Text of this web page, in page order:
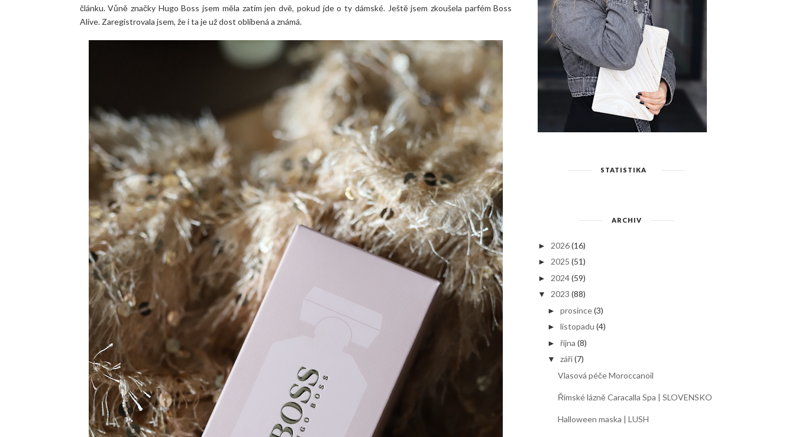
článku. Vůně značky Hugo Boss jsem měla zatím jen dvě, pokud jde o ty dámské. Ještě jsem zkoušela parfém Boss
Alive. Zaregistrovala jsem, že i ta je už dost oblíbená a známá.
STATISTIKA
ARCHIV
► 2026 (16)
► 2025 (51)
► 2024 (59)
▼ 2023 (88)
►prosince(3)
►listopadu (4)
►října (8)
▼ září(7)
Vlasová péče Moroccanoil
Římské lázně Caracalla Spa | SLOVENSKO
Halloween maska | LUSH